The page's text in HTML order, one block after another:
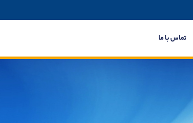
تماس با ما